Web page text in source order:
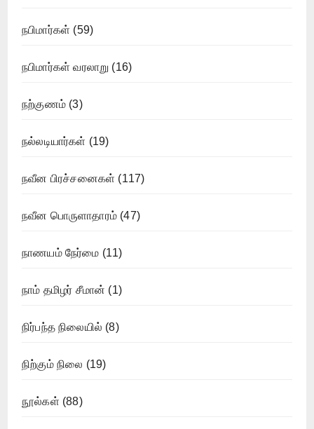
நபிமார்கள் (59)
நபிமார்கள் வரலாறு (16)
நற்குணம் (3)
நல்லடியார்கள் (19)
நவீன பிரச்சனைகள் (117)
நவீன பொருளாதாரம் (47)
நாணயம் நேர்மை (11)
நாம் தமிழர் சீமான் (1)
நிர்பந்த நிலையில் (8)
நிற்கும் நிலை (19)
நூல்கள் (88)